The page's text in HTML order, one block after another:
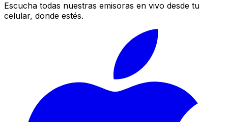
Escucha todas nuestras emisoras en vivo desde tu
celular, donde estés.